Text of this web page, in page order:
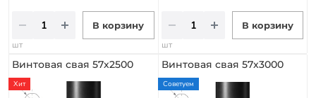
В корзину
шт
В корзину
шт
Винтовая свая 57х2500
Хит
Винтовая свая 57х3000
Советуем